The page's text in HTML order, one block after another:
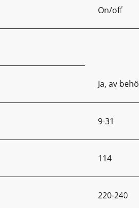
On/off
Ja, av
9-31
114
220-240